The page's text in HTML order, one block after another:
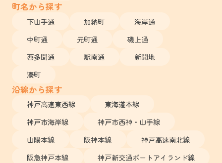
町名から探す
下山手通 加納町
海岸通
中町通
元町通
磯上通
西多聞通
駅南通
新開地
湊町
沿線から探す
神戸高速東西線
東海道本線
神戸市海岸線
神戸市西神・山手線
山陽本線
阪神本線
神戸高速南北線
阪急神戸本線
神戸新交通ポートアイランド線